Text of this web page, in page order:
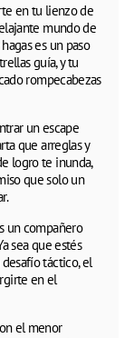
en tu lienzo de
mundo de
es un paso
guía, y tu
rompecabezas
un escape
que arreglas y
logro te inunda,
que solo un
un compañero
sea que estés
táctico, el
en el
el menor